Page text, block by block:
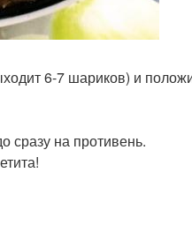
6-7 шариков) и
сразу на противень.